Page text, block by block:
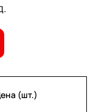
(шт.)